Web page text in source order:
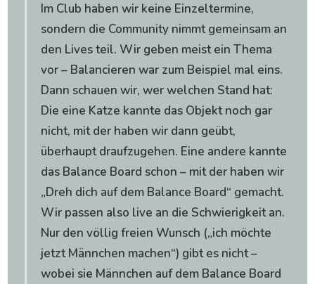
Im Club haben wir keine Einzeltermine,
sondern die Community nimmt gemeinsam an
den Lives teil. Wir geben meist ein Thema
vor – Balancieren war zum Beispiel mal eins.
Dann schauen wir, wer welchen Stand hat:
Die eine Katze kannte das Objekt noch gar
nicht, mit der haben wir dann geübt,
überhaupt draufzugehen. Eine andere kannte
das Balance Board schon – mit der haben wir
„Dreh dich auf dem Balance Board“ gemacht.
Wir passen also live an die Schwierigkeit an.
Nur den völlig freien Wunsch („ich möchte
jetzt Männchen machen“) gibt es nicht –
wobei sie Männchen auf dem Balance Board